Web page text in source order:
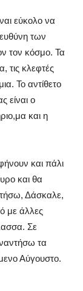
εύκολο να
των
τον κόσμο. Τα
τις κλεφτές
Το αντίθετο
είναι ο
και η
και πάλι
και θα
Δάσκαλε,
με άλλες
Σε
τα
Αύγουστο.